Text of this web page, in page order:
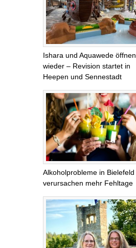
Ishara und Aquawede öffnen
wieder – Revision startet in
Heepen und Sennestadt
Alkoholprobleme in Bielefeld
verursachen mehr Fehltage